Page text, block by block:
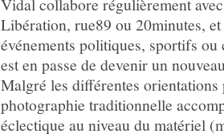
Vidal collabore régulièrement
Libération, rue89 ou 20minutes,
événements politiques, sportifs
est en passe de devenir un
Malgré les différentes
photographie traditionnelle
éclectique au niveau du matériel